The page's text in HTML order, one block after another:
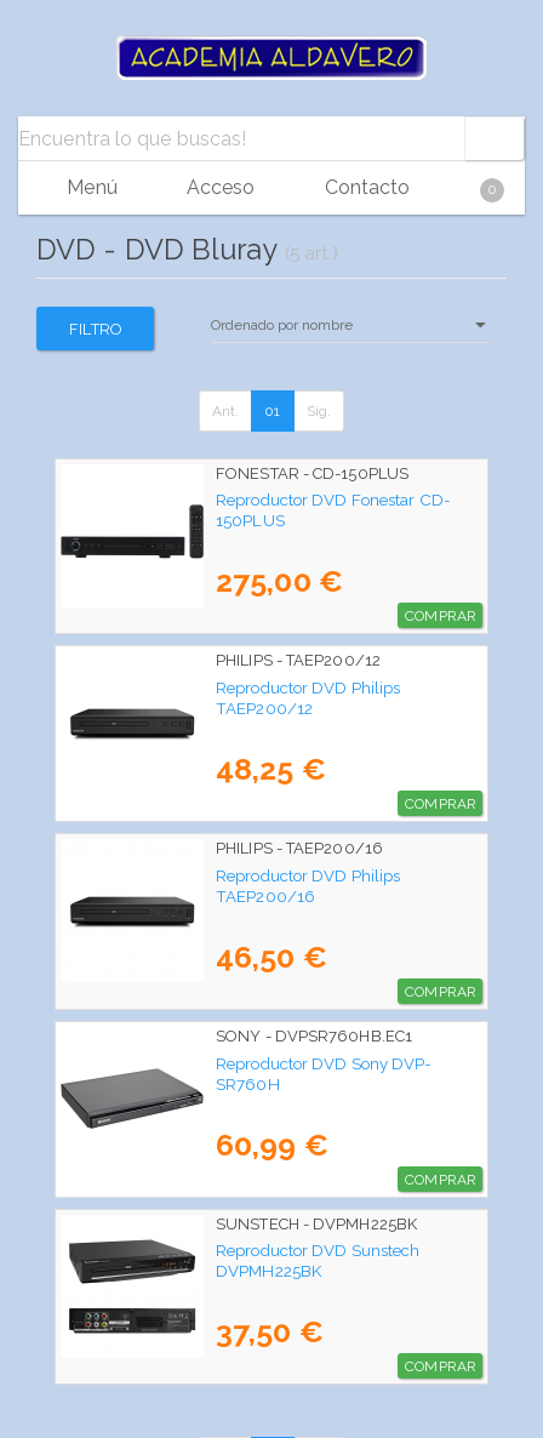
Menú Acceso Contacto 0
DVD - DVD Bluray (5 art.)
FILTRO
Ant. 01 Sig.
FONESTAR - CD-150PLUS
Reproductor DVD Fonestar CD-
150PLUS
275,00 €
COMPRAR
PHILIPS - TAEP200/12
Reproductor DVD Philips
TAEP200/12
48,25 €
COMPRAR
PHILIPS - TAEP200/16
Reproductor DVD Philips
TAEP200/16
46,50 €
COMPRAR
SONY - DVPSR760HB.EC1
Reproductor DVD Sony DVP-
SR760H
60,99 €
COMPRAR
SUNSTECH - DVPMH225BK
Reproductor DVD Sunstech
DVPMH225BK
37,50 €
COMPRAR